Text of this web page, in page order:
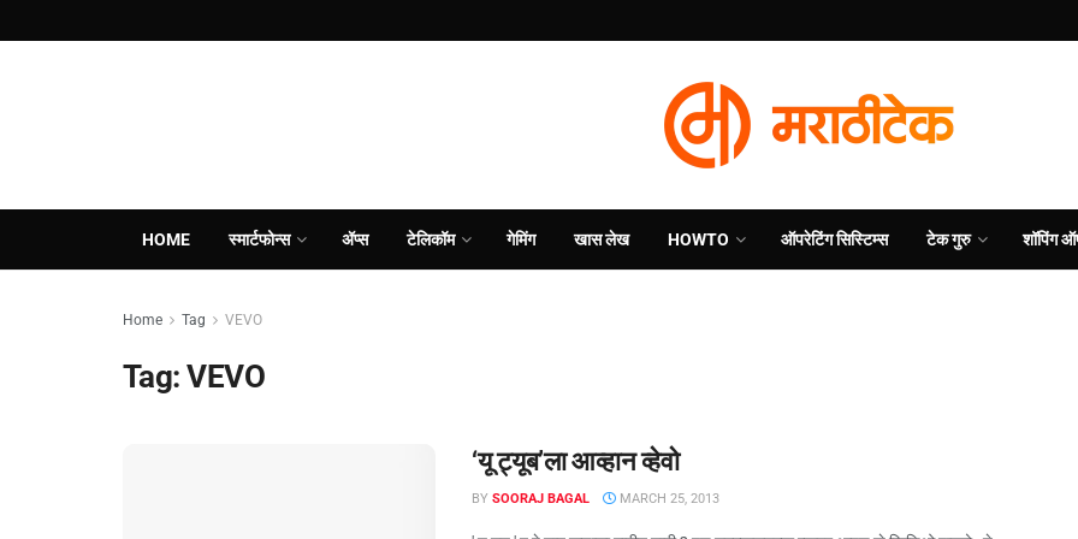
HOME स्मार्टफोन्स ॲप्स टेलिकॉम गेमिंग खास लेख HOWTO ऑपरेटिंग सिस्टिम्स टेक गुरु शॉपिंग
Home Tag VEVO
Tag:VEVO
‘यू ट्यूब’ला आव्हान व्हेवो
BY SOORAJ BAGAL MARCH 25, 2013